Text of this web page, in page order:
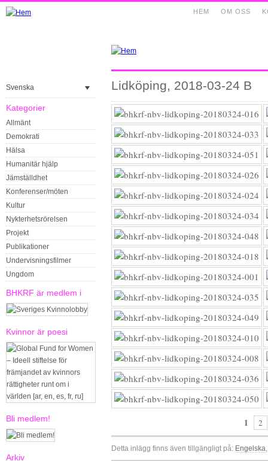
OM OSS
HEM
Svenska
Kategorier
Allmänt
Demokrati
Hälsa
Humanitär hjälp
Jämställdhet
Konferenser/möten
Kultur
Nykterhetsrörelsen
Projekt
Publikationer
Undervisningsfilmer
Ungdom
BHKRF är medlem i
Kvinnor är poesi
Bli medlem!
Arkiv
Lidköping, 2018-03-24 B
1 2
Detta inlägg finns även tillgängligt på: Engelska